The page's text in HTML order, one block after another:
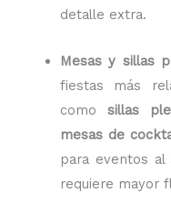
detalle extra.
Mesas y sillas
fiestas más
como sillas
mesas de
para eventos
requiere mayor